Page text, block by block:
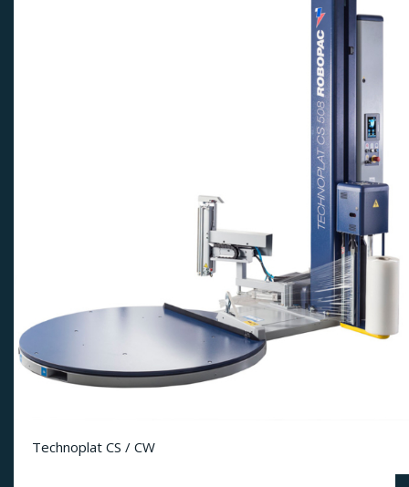
Technoplat CS / CW